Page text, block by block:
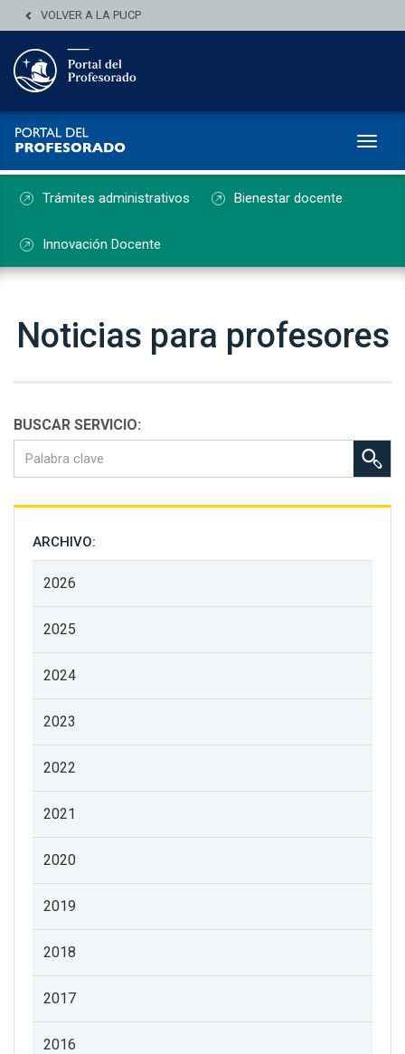
VOLVER A LA PUCP
Trámites administrativos Bienestar docente
Innovación Docente
Noticias para profesores
BUSCAR SERVICIO:
ARCHIVO:
2026
2025
2024
2023
2022
2021
2020
2019
2018
2017
2016